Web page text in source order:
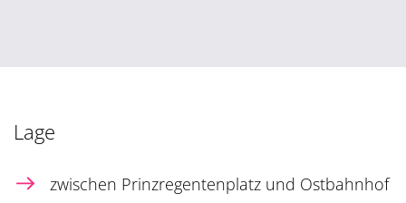
Lage
zwischen Prinzregentenplatz und Ostbahnhof